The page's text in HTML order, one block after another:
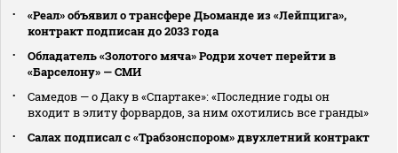
«Реал» объявил о трансфере Дьоманде из «Лейпцига»,
контракт подписан до 2033 года
Обладатель «Золотого мяча» Родри хочет перейти в
«Барселону» — СМИ
Самедов — о Даку в «Спартаке»: «Последние годы он
входит в элиту форвардов, за ним охотились все гранды»
Салах подписал с «Трабзонспором» двухлетний контракт